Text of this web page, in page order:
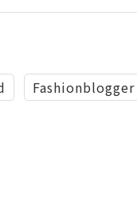
Fashionblogger